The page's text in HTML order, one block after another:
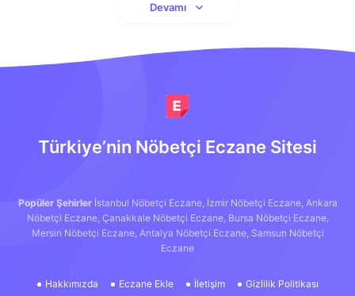
Devamı
Türkiye’nin Nöbetçi Eczane Sitesi
Popüler Şehirler İstanbul Nöbetçi Eczane, İzmir Nöbetçi Eczane, Ankara
Nöbetçi Eczane, Çanakkale Nöbetçi Eczane, Bursa Nöbetçi Eczane,
Mersin Nöbetçi Eczane, Antalya Nöbetçi Eczane, Samsun Nöbetçi
Eczane
Hakkımızda Eczane Ekle İletişim Gizlilik Politikası